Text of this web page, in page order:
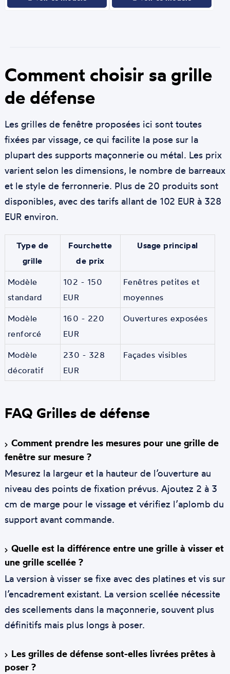
Comment choisir sa grille
de défense
Les grilles de fenêtre proposées ici sont toutes
fixées par vissage, ce qui facilite la pose sur la
plupart des supports maçonnerie ou métal. Les prix
varient selon les dimensions, le nombre de barreaux
et le style de ferronnerie. Plus de 20 produits sont
disponibles, avec des tarifs allant de 102 EUR à 328
EUR environ.
Type de
grille
Fourchette
de prix
Usage principal
Modèle
standard
102 - 150
EUR
Fenêtres petites et
moyennes
Modèle
renforcé
160 - 220
EUR
Ouvertures exposées
Modèle
décoratif
230 - 328
EUR
Façades visibles
FAQ Grilles de défense
Comment prendre les mesures pour une grille de
fenêtre sur mesure ?
Mesurez la largeur et la hauteur de l’ouverture au
niveau des points de fixation prévus. Ajoutez 2 à 3
cm de marge pour le vissage et vérifiez l’aplomb du
support avant commande.
Quelle est la différence entre une grille à visser et
une grille scellée ?
La version à visser se fixe avec des platines et vis sur
l’encadrement existant. La version scellée nécessite
des scellements dans la maçonnerie, souvent plus
définitifs mais plus longs à poser.
Les grilles de défense sont-elles livrées prêtes à
poser ?